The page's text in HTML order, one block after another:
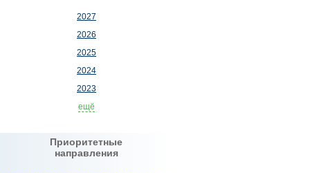
2027
2026
2025
2024
2023
ещё
Приоритетные
направления